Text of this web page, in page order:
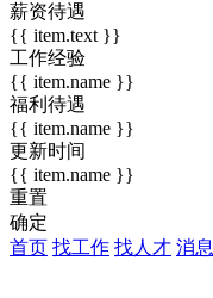
薪资待遇
{{ item.text }}
工作经验
{{ item.name }}
福利待遇
{{ item.name }}
更新时间
{{ item.name }}
重置
确定
首页 找工作 找人才 消息